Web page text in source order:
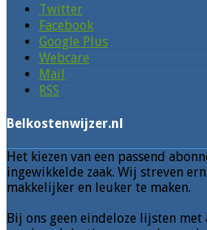
Twitter
Facebook
Google Plus
Webcare
Mail
RSS
Belkostenwijzer.nl
Het kiezen van een passend
ingewikkelde zaak. Wij streven
makkelijker en leuker te maken.
Bij ons geen eindeloze lijsten met